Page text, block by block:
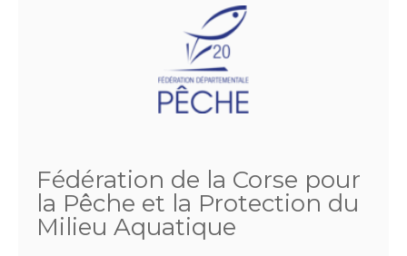
Fédération de la Corse pour
la Pêche et la Protection du
Milieu Aquatique